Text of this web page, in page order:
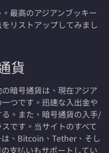
最高のアジアンブッキー
リストアップしてみまし
貨
暗号通貨は、現在アジア
つです。迅速な入出金や
。また、暗号通貨の入手/
です。当サイトのすべて
、Bitcoin、Tether、そし
支払いもサポートしてい